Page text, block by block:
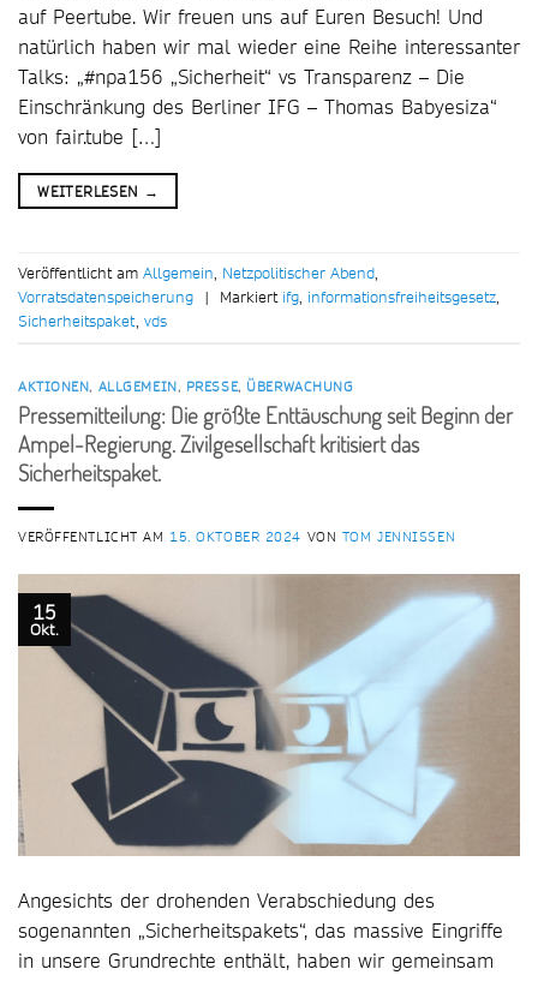
auf Peertube. Wir freuen uns auf Euren Besuch! Und
natürlich haben wir mal wieder eine Reihe interessanter
Talks: „#npa156 „Sicherheit“ vs Transparenz – Die
Einschränkung des Berliner IFG – Thomas Babyesiza“
von fair.tube […]
WEITERLESEN →
Veröffentlicht am Allgemein, Netzpolitischer Abend,
Vorratsdatenspeicherung | Markiert ifg, informationsfreiheitsgesetz,
Sicherheitspaket, vds
AKTIONEN, ALLGEMEIN, PRESSE, ÜBERWACHUNG
Pressemitteilung: Die größte Enttäuschung seit Beginn der
Ampel-Regierung. Zivilgesellschaft kritisiert das
Sicherheitspaket.
VERÖFFENTLICHT AM 15. OKTOBER 2024 VON TOM JENNISSEN
15
Okt.
Angesichts der drohenden Verabschiedung des
sogenannten „Sicherheitspakets“, das massive Eingriffe
in unsere Grundrechte enthält, haben wir gemeinsam